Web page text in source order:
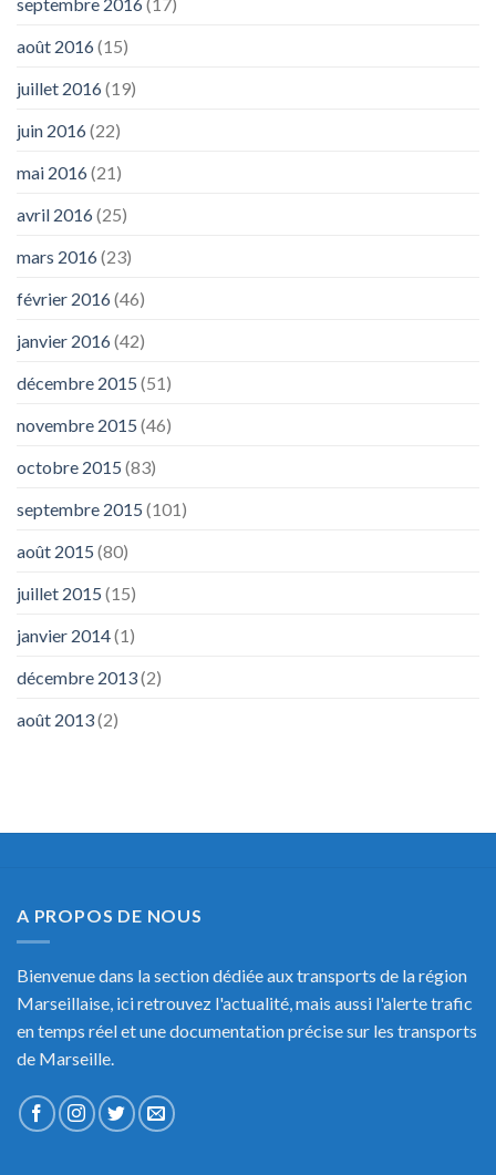
août 2016(15)
juillet 2016(19)
juin 2016(22)
mai 2016(21)
avril 2016(25)
mars 2016(23)
février 2016(46)
janvier 2016(42)
décembre 2015 (51)
novembre 2015 (46)
octobre 2015 (83)
septembre 2015 (101)
août 2015 (80)
juillet 2015 (15)
janvier 2014(1)
décembre 2013(2)
août 2013(2)
A PROPOS DE NOUS
Bienvenue dans la section dédiée aux transports de la région
Marseillaise, ici retrouvez l'actualité, mais aussi l'alerte trafic
en temps réel et une documentation précise sur les transports
de Marseille.